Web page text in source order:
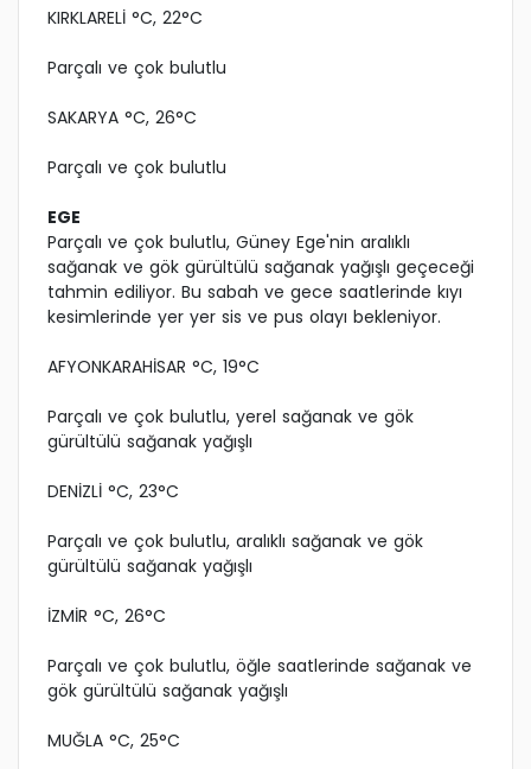
KIRKLARELİ °C, 22°C
Parçalı ve çok bulutlu
SAKARYA °C, 26°C
Parçalı ve çok bulutlu
EGE
Parçalı ve çok bulutlu, Güney Ege'nin aralıklı
sağanak ve gök gürültülü sağanak yağışlı geçeceği
tahmin ediliyor. Bu sabah ve gece saatlerinde kıyı
kesimlerinde yer yer sis ve pus olayı bekleniyor.
AFYONKARAHİSAR °C, 19°C
Parçalı ve çok bulutlu, yerel sağanak ve gök
gürültülü sağanak yağışlı
DENİZLİ °C, 23°C
Parçalı ve çok bulutlu, aralıklı sağanak ve gök
gürültülü sağanak yağışlı
İZMİR °C, 26°C
Parçalı ve çok bulutlu, öğle saatlerinde sağanak ve
gök gürültülü sağanak yağışlı
MUĞLA °C, 25°C